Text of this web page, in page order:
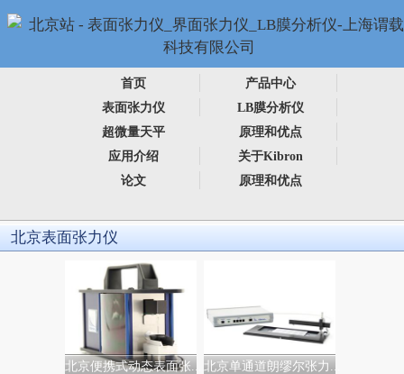
首页
产品中心
表面张力仪
LB膜分析仪
超微量天平
原理和优点
应用介绍
关于Kibron
论文
原理和优点
北京表面张力仪
北京便携式动态表面张... 北京单通道朗缪尔张力...